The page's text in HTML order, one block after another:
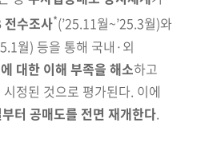
수조사*(’25.11월~’25.3월)와
월) 등을 통해 국내·외
대한 이해 부족을 해소하고
시정된 것으로 평가된다. 이에
터 공매도를 전면 재개한다.